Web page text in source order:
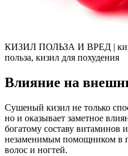
КИЗИЛ ПОЛЬЗА И ВРЕД |
польза, кизил для похудения
Влияние на
Сушеный кизил не только
но и оказывает заметное
богатому составу витаминов
незаменимым помощником в
волос и ногтей.